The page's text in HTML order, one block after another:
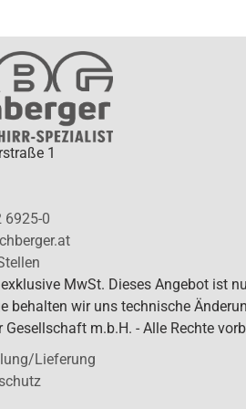
1
6925-0
MwSt. Dieses Angebot ist
behalten wir uns technische
Gesellschaft m.b.H. - Alle Rechte
Lieferung